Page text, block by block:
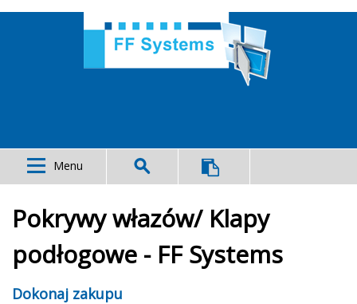
Menu
Pokrywy włazów/ Klapy
podłogowe - FF Systems
Dokonaj zakupu